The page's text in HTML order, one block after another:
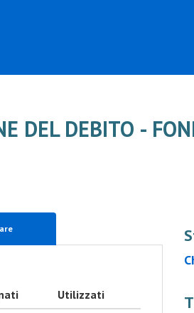
DEL DEBITO -
Utilizzati